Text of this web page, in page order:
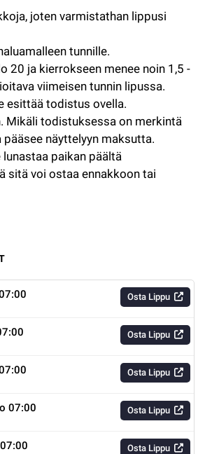
joten varmistathan lippusi
tunnille.
20 ja kierrokseen menee noin 1,5 -
viimeisen tunnin lipussa.
esittää todistus ovella.
Mikäli todistuksessa on merkintä
pääsee näyttelyyn maksutta.
paikan päältä
sitä voi ostaa ennakkoon tai
Osta Lippu
Osta Lippu
Osta Lippu
Osta Lippu
07:00
Osta Lippu